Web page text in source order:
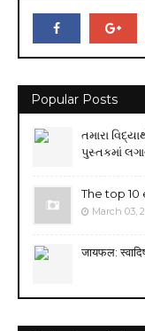
Popular Posts
તમારા
પુસ્તકમાં
The top
March 03,
जायफल: